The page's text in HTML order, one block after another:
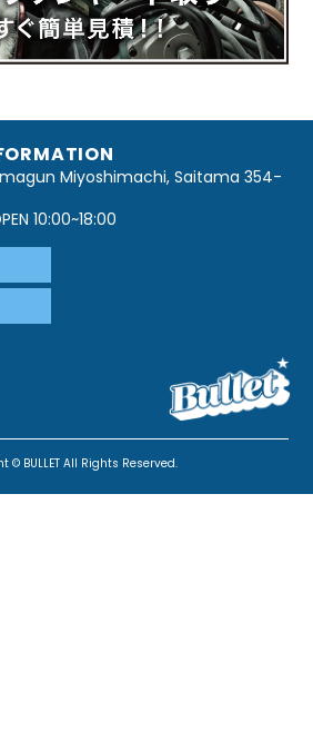
Miyoshimachi, Saitama 354-
10:00~18:00
© BULLET All Rights Reserved.